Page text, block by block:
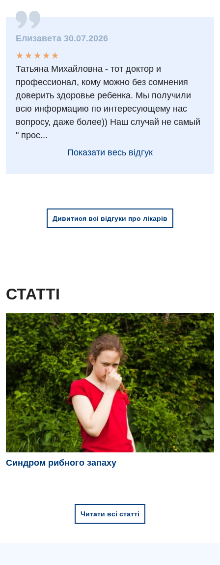
Андрологія
Безоплатні послуги
Гастроентерологія
Гематологія
Дерматовенерологія
Дієтологія
Медична психологія
Офтальмологічне відділення
Проктологія
Пульмонологія
Ревматологія
Терапія
Травматологія і ортопедія
Урологія
Фізіотерапія
Хірургічне відділення
Російська
Елизавета 30.07.2026
★
★
★
★
★
★ ★ ★ ★ ★
Татьяна Михайловна - тот доктор и
профессионал, кому можно без сомнения
доверить здоровье ребенка. Мы получили
всю информацию по интересующему нас
вопросу, даже более)) Наш случай не самый
" прос...
Показати весь відгук
Дивитися всі відгуки про лікарів
СТАТТІ
Синдром рибного запаху
Читати всі статті